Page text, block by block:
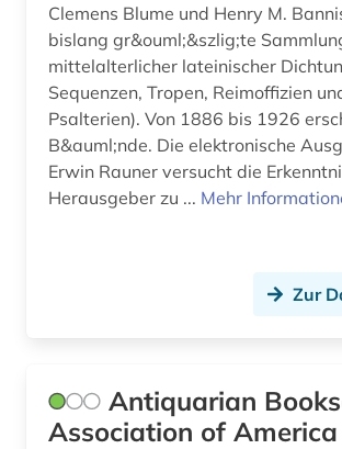
demotisch (1)
den haag (2)
dendi (1)
det kongelige bibliotek (1)
deutscher bibliothekartag (1)
deutsches
deutsches sprachgebiet (5)
deutschland (14)
Clemens Blume und Henry M.
bislang gr&ouml;&szlig;te
mittelalterlicher lateinischer
Sequenzen, Tropen, Reimoffizien
Psalterien). Von 1886 bis 1926
B&auml;nde. Die elektronische
Erwin Rauner versucht die
Herausgeber zu ... Mehr
Zur
Antiquarian
Association of America